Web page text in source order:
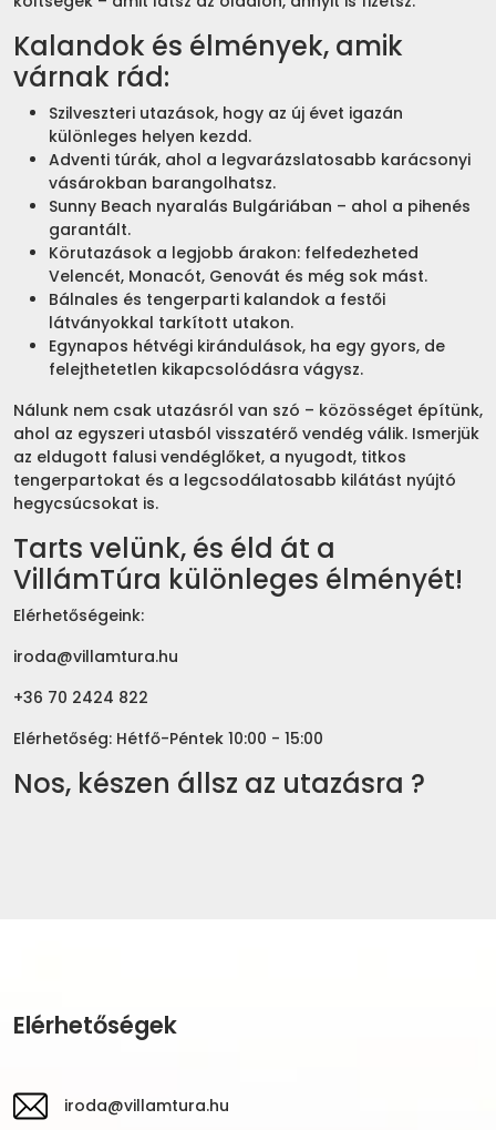
Kalandok és élmények, amik
várnak rád:
Szilveszteri utazások, hogy az új évet igazán
különleges helyen kezdd.
Adventi túrák, ahol a legvarázslatosabb karácsonyi
vásárokban barangolhatsz.
Sunny Beach nyaralás Bulgáriában – ahol a pihenés
garantált.
Körutazások a legjobb árakon: felfedezheted
Velencét, Monacót, Genovát és még sok mást.
Bálnales és tengerparti kalandok a festői
látványokkal tarkított utakon.
Egynapos hétvégi kirándulások, ha egy gyors, de
felejthetetlen kikapcsolódásra vágysz.
Nálunk nem csak utazásról van szó – közösséget építünk,
ahol az egyszeri utasból visszatérő vendég válik. Ismerjük
az eldugott falusi vendéglőket, a nyugodt, titkos
tengerpartokat és a legcsodálatosabb kilátást nyújtó
hegycsúcsokat is.
Tarts velünk, és éld át a
VillámTúra különleges élményét!
Elérhetőségeink:
iroda@villamtura.hu
+36 70 2424 822
Elérhetőség: Hétfő-Péntek 10:00 - 15:00
Nos, készen állsz az utazásra ?
Elérhetőségek
iroda@villamtura.hu